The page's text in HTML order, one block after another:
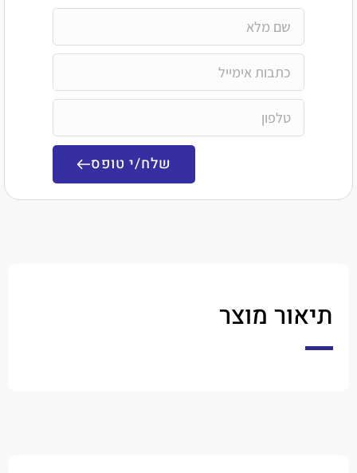
שלח/י טופס
מוצר